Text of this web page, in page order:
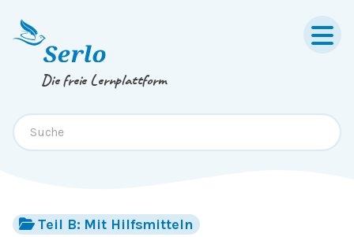
Springe zum
Die freie Lernplattform
Teil B: Mit Hilfsmitteln